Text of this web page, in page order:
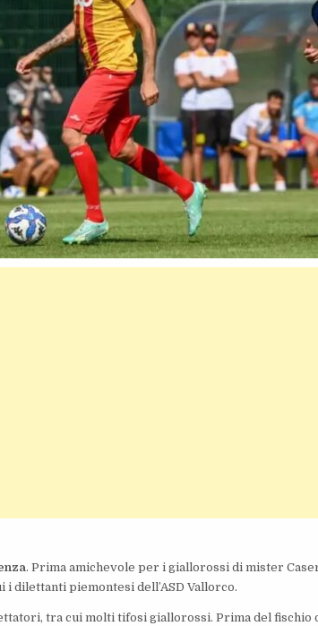
. Prima amichevole per i giallorossi di mister
dilettanti piemontesi dell’ASD Vallorco.
tra cui molti tifosi giallorossi. Prima del fischio